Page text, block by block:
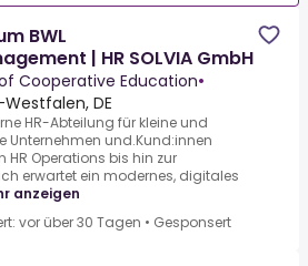
BWL
| HR SOLVIA GmbH
Cooperative Education•
DE
HR-Abteilung für kleine und
Unternehmen und.Kund:innen
HR Operations bis hin zur
erwartet ein modernes, digitales
anzeigen
vor über 30 Tagen • Gesponsert